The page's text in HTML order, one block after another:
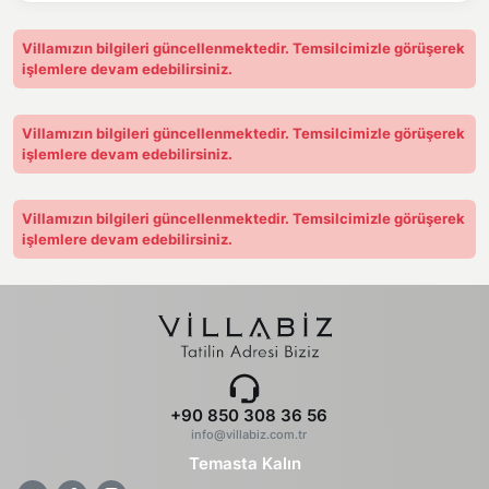
Villamızın bilgileri güncellenmektedir. Temsilcimizle görüşerek
işlemlere devam edebilirsiniz.
Villamızın bilgileri güncellenmektedir. Temsilcimizle görüşerek
işlemlere devam edebilirsiniz.
Villamızın bilgileri güncellenmektedir. Temsilcimizle görüşerek
işlemlere devam edebilirsiniz.
+90 850 308 36 56
info@villabiz.com.tr
Temasta Kalın